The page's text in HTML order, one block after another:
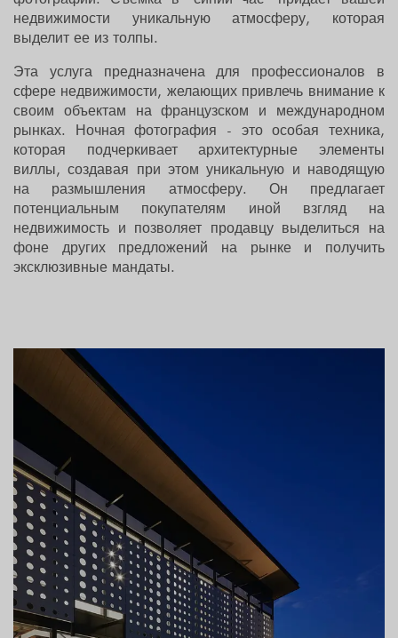
недвижимости уникальную атмосферу, которая
выделит ее из толпы.
Эта услуга предназначена для профессионалов в
сфере недвижимости, желающих привлечь внимание к
своим объектам на французском и международном
рынках. Ночная фотография - это особая техника,
которая подчеркивает архитектурные элементы
виллы, создавая при этом уникальную и наводящую
на размышления атмосферу. Он предлагает
потенциальным покупателям иной взгляд на
недвижимость и позволяет продавцу выделиться на
фоне других предложений на рынке и получить
эксклюзивные мандаты.